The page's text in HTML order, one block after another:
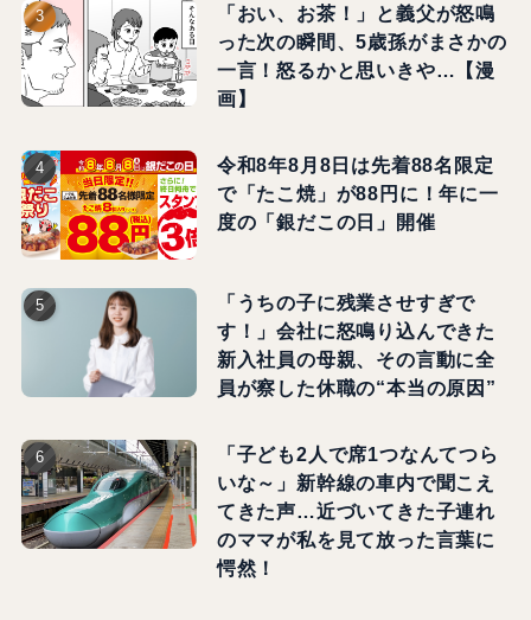
「おい、お茶！」と義父が怒鳴
った次の瞬間、5歳孫がまさかの
一言！怒るかと思いきや…【漫
画】
令和8年8月8日は先着88名限定
で「たこ焼」が88円に！年に一
度の「銀だこの日」開催
「うちの子に残業させすぎで
す！」会社に怒鳴り込んできた
新入社員の母親、その言動に全
員が察した休職の“本当の原因”
「子ども2人で席1つなんてつら
いな～」新幹線の車内で聞こえ
てきた声…近づいてきた子連れ
のママが私を見て放った言葉に
愕然！